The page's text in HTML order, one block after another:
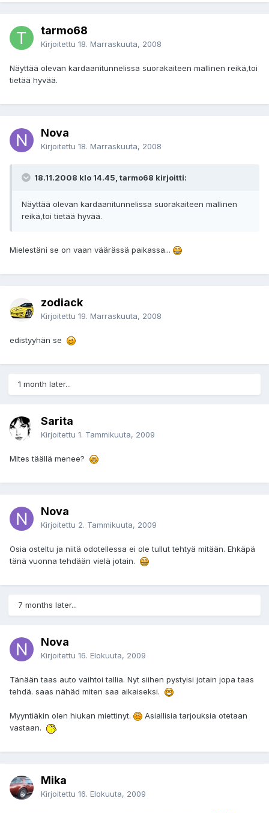
tarmo68
Kirjoitettu 18. Marraskuuta, 2008
Näyttää olevan kardaanitunnelissa suorakaiteen mallinen reikä,toi
tietää hyvää.
Nova
Kirjoitettu 18. Marraskuuta, 2008
18.11.2008 klo 14.45, tarmo68 kirjoitti:
Näyttää olevan kardaanitunnelissa suorakaiteen mallinen
reikä,toi tietää hyvää.
Mielestäni se on vaan väärässä paikassa...
zodiack
Kirjoitettu 19. Marraskuuta, 2008
edistyyhän se
1 month later...
Sarita
Kirjoitettu 1. Tammikuuta, 2009
Mites täällä menee?
Nova
Kirjoitettu 2. Tammikuuta, 2009
Osia osteltu ja niitä odotellessa ei ole tullut tehtyä mitään. Ehkäpä
tänä vuonna tehdään vielä jotain.
7 months later...
Nova
Kirjoitettu 16. Elokuuta, 2009
Tänään taas auto vaihtoi tallia. Nyt siihen pystyisi jotain jopa taas
tehdä. saas nähäd miten saa aikaiseksi.
Myyntiäkin olen hiukan miettinyt.
Asiallisia tarjouksia otetaan
vastaan.
Mika
Kirjoitettu 16. Elokuuta, 2009